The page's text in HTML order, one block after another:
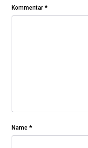
Kommentar *
Name *